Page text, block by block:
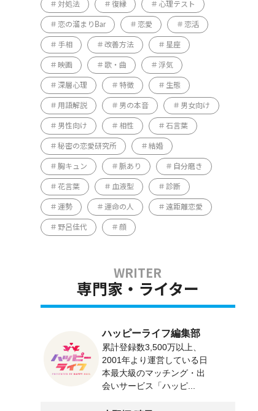
対処法 復縁 心理テスト
恋の溜まりBar 恋愛 恋活
手相 改善方法 星座
映画 歌・曲 浮気
深層心理 特徴 生態
用語解説 男の本音 男女向け
男性向け 相性 石言葉
秘密の恋愛研究所 結婚
胸キュン 脈あり 自分磨き
花言葉 血液型 診断
運勢 運命の人 遠距離恋愛
野呂佳代 顔
専門家・ライター
ハッピーライフ編集部
累計登録数3,500万以上、
2001年より運営している日
本最大級のマッチング・出
会いサービス「ハッピ...